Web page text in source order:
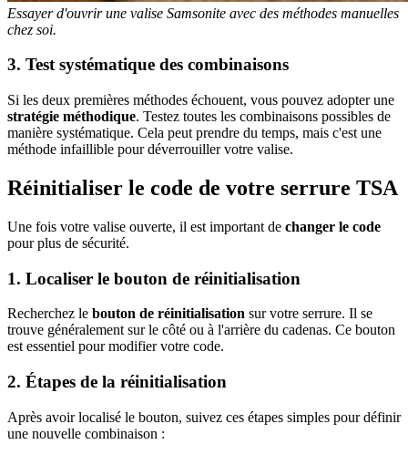
Essayer d'ouvrir une valise Samsonite avec des méthodes manuelles
chez soi.
3. Test systématique des combinaisons
Si les deux premières méthodes échouent, vous pouvez adopter une
stratégie méthodique. Testez toutes les combinaisons possibles de
manière systématique. Cela peut prendre du temps, mais c'est une
méthode infaillible pour déverrouiller votre valise.
Réinitialiser le code de votre serrure TSA
Une fois votre valise ouverte, il est important de changer le code
pour plus de sécurité.
1. Localiser le bouton de réinitialisation
Recherchez le bouton de réinitialisation sur votre serrure. Il se
trouve généralement sur le côté ou à l'arrière du cadenas. Ce bouton
est essentiel pour modifier votre code.
2. Étapes de la réinitialisation
Après avoir localisé le bouton, suivez ces étapes simples pour définir
une nouvelle combinaison :